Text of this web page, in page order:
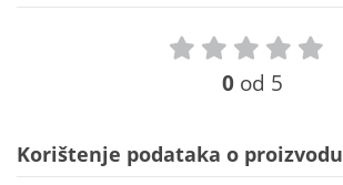
0 od 5
Korištenje podataka o proizvodu